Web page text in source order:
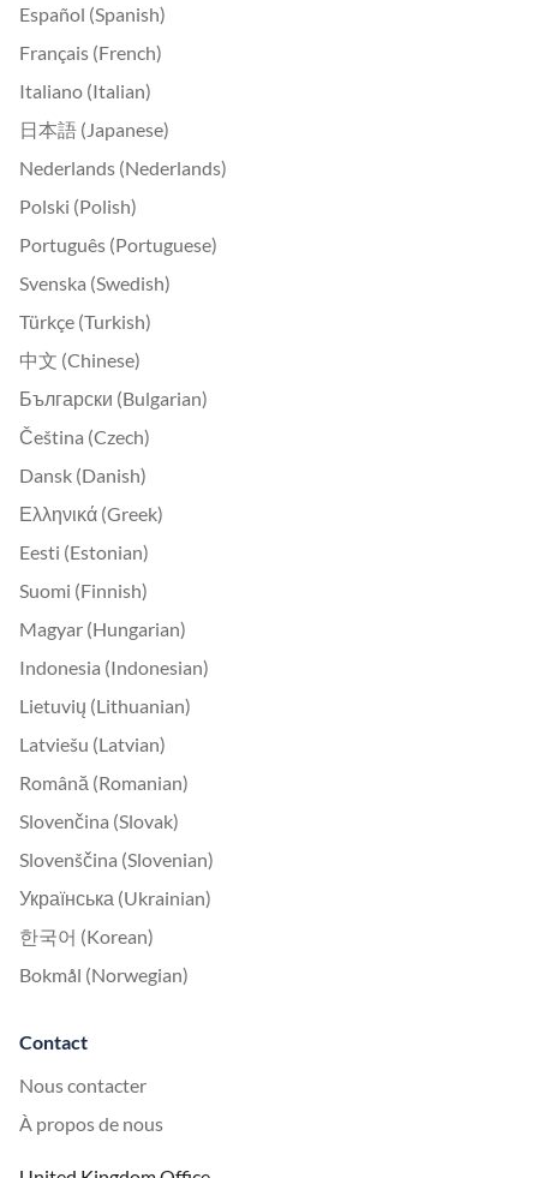
Español (Spanish)
Français (French)
Italiano (Italian)
日本語 (Japanese)
Nederlands (Nederlands)
Polski (Polish)
Português (Portuguese)
Svenska (Swedish)
Türkçe (Turkish)
中文 (Chinese)
Български (Bulgarian)
Čeština (Czech)
Dansk (Danish)
Ελληνικά (Greek)
Eesti (Estonian)
Suomi (Finnish)
Magyar (Hungarian)
Indonesia (Indonesian)
Lietuvių (Lithuanian)
Latviešu (Latvian)
Română (Romanian)
Slovenčina (Slovak)
Slovenščina (Slovenian)
Українська (Ukrainian)
한국어 (Korean)
Bokmål (Norwegian)
Contact
Nous contacter
À propos de nous